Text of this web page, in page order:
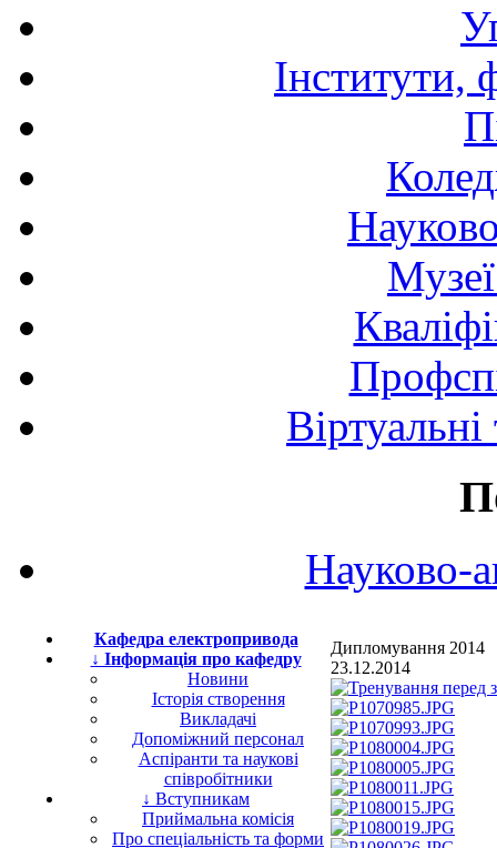
Інститути,
Науково-
Кафедра електропривода
↓ Інформація про кафедру
Новини
Історія створення
Викладачі
Допоміжний персонал
Аспіранти та наукові
співробітники
↓ Вступникам
Приймальна комісія
Про спеціальність та форми
Дипломування 2014
23.12.2014